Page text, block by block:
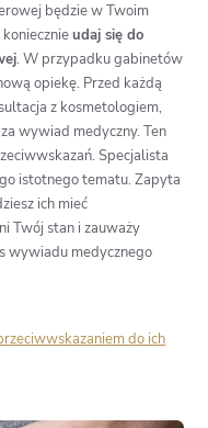
będzie w Twoim
koniecznieudaj się do
. W przypadku gabinetów
opiekę. Przed każdą
z kosmetologiem,
wywiad medyczny. Ten
Specjalista
istotnego tematu. Zapyta
ich mieć
Twój stan i zauważy
wywiadu medycznego
do ich